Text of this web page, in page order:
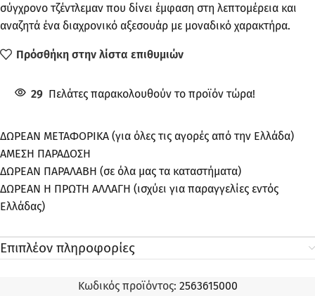
σύγχρονο τζέντλεμαν που δίνει έμφαση στη λεπτομέρεια και
αναζητά ένα διαχρονικό αξεσουάρ με μοναδικό χαρακτήρα.
Πρόσθήκη στην λίστα επιθυμιών
29 Πελάτες παρακολουθούν το προϊόν τώρα!
ΔΩΡΕΑΝ ΜΕΤΑΦΟΡΙΚΑ (για όλες τις αγορές από την Ελλάδα)
ΑΜΕΣΗ ΠΑΡΑΔΟΣΗ
ΔΩΡΕΑΝ ΠΑΡΑΛΑΒΗ (σε όλα μας τα καταστήματα)
ΔΩΡΕΑΝ Η ΠΡΩΤΗ ΑΛΛΑΓΗ (ισχύει για παραγγελίες εντός
Ελλάδας)
Επιπλέον πληροφορίες
Κωδικός προϊόντος: 2563615000